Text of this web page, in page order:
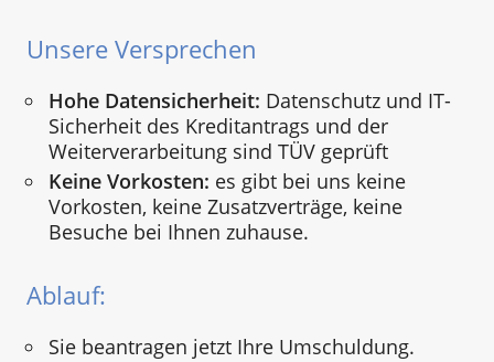
Unsere Versprechen
Hohe Datensicherheit: Datenschutz und IT-
Sicherheit des Kreditantrags und der
Weiterverarbeitung sind TÜV geprüft
Keine Vorkosten: es gibt bei uns keine
Vorkosten, keine Zusatzverträge, keine
Besuche bei Ihnen zuhause.
Ablauf:
Sie beantragen jetzt Ihre Umschuldung.